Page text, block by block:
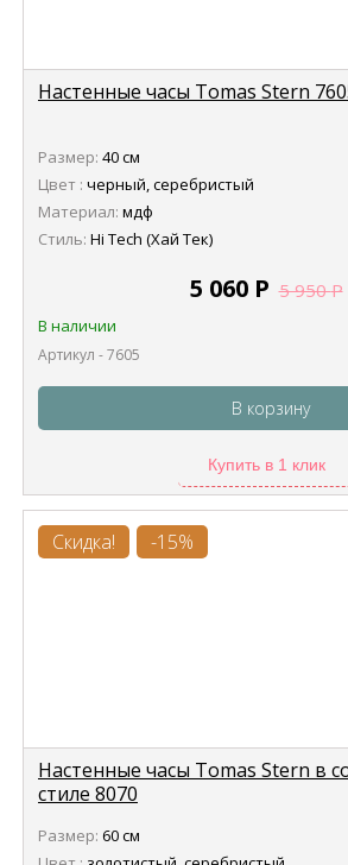
Настенные часы Tomas Stern
Размер: 40 см
Цвет : черный, серебристый
Материал: мдф
Стиль: Hi Tech (Хай Тек)
5 060 Р 5 950Р
В наличии
Артикул - 7605
В корзину
Купить в 1 клик
Скидка! -15%
Настенные часы Tomas Stern в
стиле 8070
Размер: 60 см